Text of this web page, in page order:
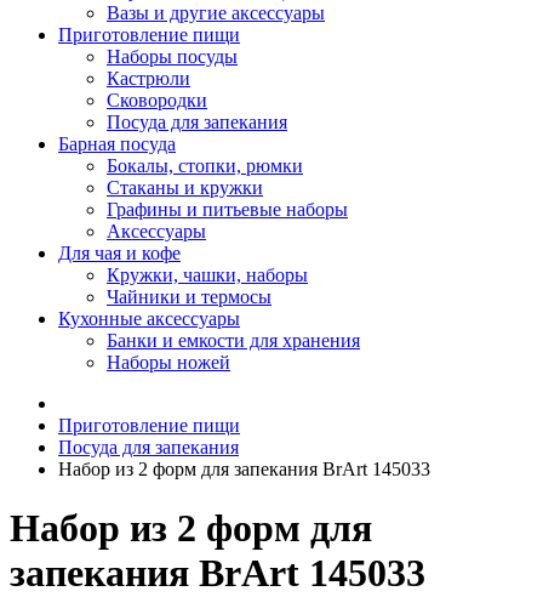
Вазы и другие аксессуары
Приготовление пищи
Наборы посуды
Кастрюли
Сковородки
Посуда для запекания
Барная посуда
Бокалы, стопки, рюмки
Стаканы и кружки
Графины и питьевые наборы
Аксессуары
Для чая и кофе
Кружки, чашки, наборы
Чайники и термосы
Кухонные аксессуары
Банки и емкости для хранения
Наборы ножей
Приготовление пищи
Посуда для запекания
Набор из 2 форм для запекания BrArt 145033
Набор из 2 форм для
запекания BrArt 145033